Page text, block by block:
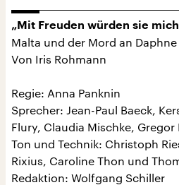
„Mit Freuden würden sie
Malta und der Mord an
Von Iris Rohmann
Regie: Anna Panknin
Sprecher: Jean-Paul Baeck,
Flury, Claudia Mischke, Gregor
Ton und Technik: Christoph
Rixius, Caroline Thon und
Redaktion: Wolfgang Schiller